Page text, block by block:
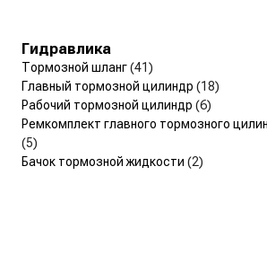
Гидравлика
Тормозной шланг(41)
Главный тормозной цилиндр (18)
Рабочий тормозной цилиндр (6)
Ремкомплект главного тормозного
(5)
Бачок тормозной жидкости (2)